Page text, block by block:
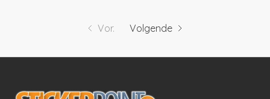
Vor. Volgende